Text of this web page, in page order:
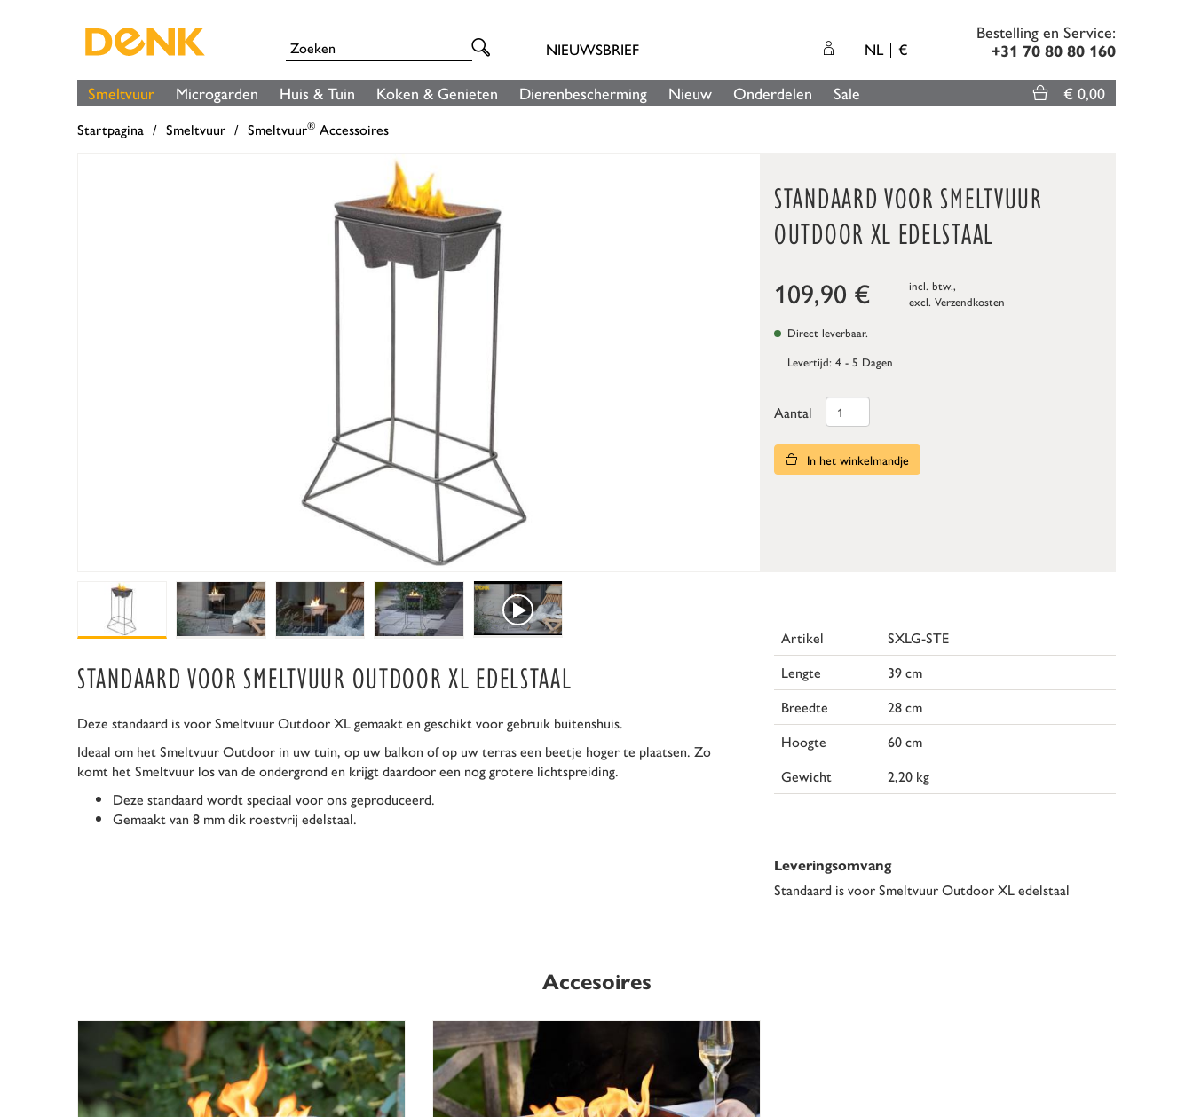
NIEUWSBRIEF NL €
Bestelling en Service:
+31 70 80 80 160
Smeltvuur Microgarden Huis & Tuin Koken & Genieten Dierenbescherming Nieuw Onderdelen Sale € 0,00
Startpagina Smeltvuur Smeltvuur® Accessoires
STANDAARD VOOR SMELTVUUR
OUTDOOR XL EDELSTAAL
109,90 €
incl. btw.,
excl. Verzendkosten
Direct leverbaar.
Levertijd: 4 - 5 Dagen
Aantal
In het winkelmandje
STANDAARD VOOR SMELTVUUR OUTDOOR XL EDELSTAAL
Deze standaard is voor Smeltvuur Outdoor XL gemaakt en geschikt voor gebruik buitenshuis.
Ideaal om het Smeltvuur Outdoor in uw tuin, op uw balkon of op uw terras een beetje hoger te plaatsen. Zo
komt het Smeltvuur los van de ondergrond en krijgt daardoor een nog grotere lichtspreiding.
Deze standaard wordt speciaal voor ons geproduceerd.
Gemaakt van 8 mm dik roestvrij edelstaal.
Artikel
SXLG-STE
Lengte
39 cm
Breedte
28 cm
Hoogte
60 cm
Gewicht
2,20 kg
Leveringsomvang
Standaard is voor Smeltvuur Outdoor XL edelstaal
Accesoires